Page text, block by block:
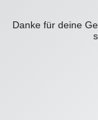
Danke für deine